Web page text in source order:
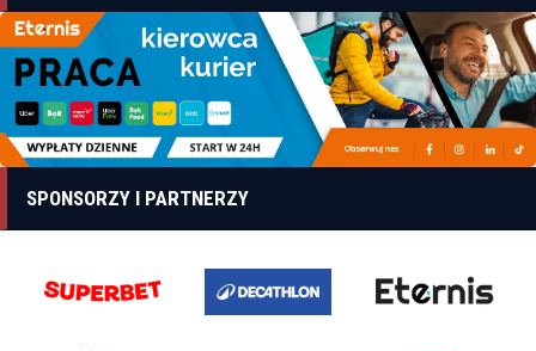
SPONSORZY I PARTNERZY